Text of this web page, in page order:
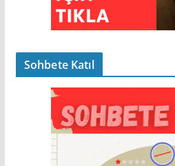
Sohbete Katıl